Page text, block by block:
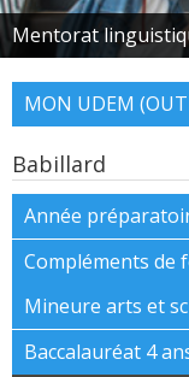
Mentorat
MON UDEM
Babillard
Année
Compléments de
Mineure arts et
Baccalauréat 4